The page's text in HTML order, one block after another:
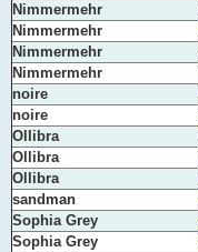
Nimmermehr
Nimmermehr
Nimmermehr
Nimmermehr
noire
noire
Ollibra
Ollibra
Ollibra
sandman
Sophia Grey
Sophia Grey